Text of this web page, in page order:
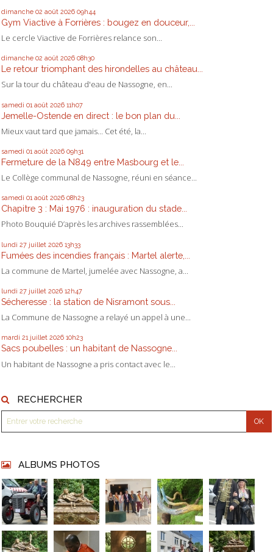
dimanche 02 août 2026 09h44
Gym Viactive à Forrières : bougez en douceur,...
Le cercle Viactive de Forrières relance son...
dimanche 02 août 2026 08h30
Le retour triomphant des hirondelles au château...
Sur la tour du château d'eau de Nassogne, en...
samedi 01 août 2026 11h07
Jemelle-Ostende en direct : le bon plan du...
Mieux vaut tard que jamais... Cet été, la...
samedi 01 août 2026 09h31
Fermeture de la N849 entre Masbourg et le...
Le Collège communal de Nassogne, réuni en séance...
samedi 01 août 2026 08h23
Chapitre 3 : Mai 1976 : inauguration du stade...
Photo Bouquié D’après les archives rassemblées...
lundi 27 juillet 2026 13h33
Fumées des incendies français : Martel alerte,...
La commune de Martel, jumelée avec Nassogne, a...
lundi 27 juillet 2026 12h47
Sécheresse : la station de Nisramont sous...
La Commune de Nassogne a relayé un appel à une...
mardi 21 juillet 2026 10h23
Sacs poubelles : un habitant de Nassogne...
Un habitant de Nassogne a pris contact avec le...
RECHERCHER
ALBUMS PHOTOS